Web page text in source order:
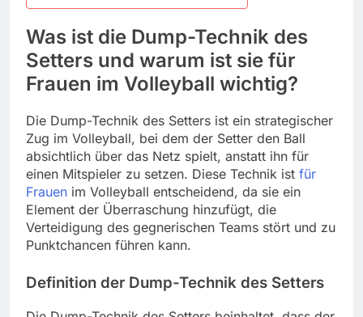
Was ist die Dump-Technik des
Setters und warum ist sie für
Frauen im Volleyball wichtig?
Die Dump-Technik des Setters ist ein strategischer
Zug im Volleyball, bei dem der Setter den Ball
absichtlich über das Netz spielt, anstatt ihn für
einen Mitspieler zu setzen. Diese Technik ist für
Frauen im Volleyball entscheidend, da sie ein
Element der Überraschung hinzufügt, die
Verteidigung des gegnerischen Teams stört und zu
Punktchancen führen kann.
Definition der Dump-Technik des Setters